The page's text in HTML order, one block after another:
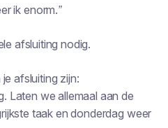
ik enorm.”
afsluiting nodig.
afsluiting zijn:
Laten we allemaal aan de
taak en donderdag weer